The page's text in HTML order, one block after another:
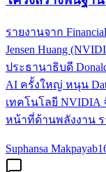
รายงานจาก
Jensen Huang
ประธานาธิบดี
AI ครั้งใหญ่ หนุน
เทคโนโลยี
หน้าที่ด้านพลังงาน ร
Suphansa Makpayab